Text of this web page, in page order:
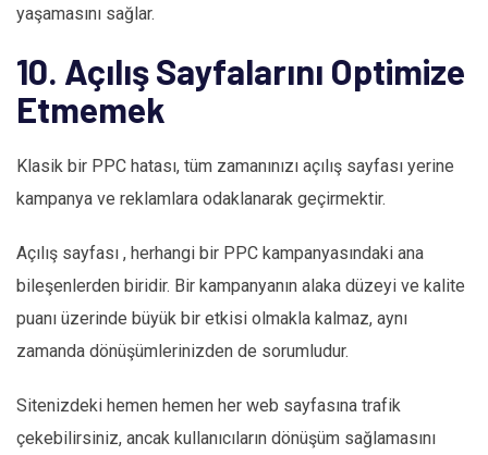
yaşamasını sağlar.
10. Açılış Sayfalarını Optimize
Etmemek
Klasik bir PPC hatası, tüm zamanınızı açılış sayfası yerine
kampanya ve reklamlara odaklanarak geçirmektir.
Açılış sayfası , herhangi bir PPC kampanyasındaki ana
bileşenlerden biridir. Bir kampanyanın alaka düzeyi ve kalite
puanı üzerinde büyük bir etkisi olmakla kalmaz, aynı
zamanda dönüşümlerinizden de sorumludur.
Sitenizdeki hemen hemen her web sayfasına trafik
çekebilirsiniz, ancak kullanıcıların dönüşüm sağlamasını